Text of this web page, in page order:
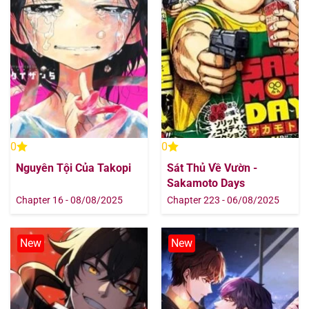
Chapter 631 09/08/2025
Chapter 631 09/08/2025
Chapter 630 09/08/2025
Chapter 630 09/08/2025
Chapter 630
09/08/2025
Chapter 629 09/08/2025
Chapter 628 09/08/2025
0
Nguyên Tội Của Takopi
Chapter 16 - 08/08/2025
0
Sát Thủ Về Vườn -
Sakamoto Days
Chapter 223 - 06/08/2025
New New